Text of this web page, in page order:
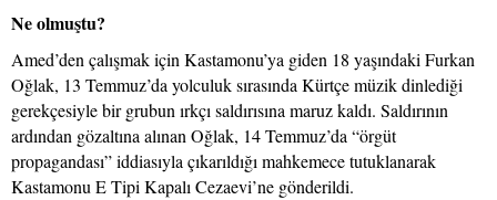
Ne olmuştu?
Amed’den çalışmak için Kastamonu’ya giden 18 yaşındaki Furkan
Oğlak, 13 Temmuz’da yolculuk sırasında Kürtçe müzik dinlediği
gerekçesiyle bir grubun ırkçı saldırısına maruz kaldı. Saldırının
ardından gözaltına alınan Oğlak, 14 Temmuz’da “örgüt
propagandası” iddiasıyla çıkarıldığı mahkemece tutuklanarak
Kastamonu E Tipi Kapalı Cezaevi’ne gönderildi.